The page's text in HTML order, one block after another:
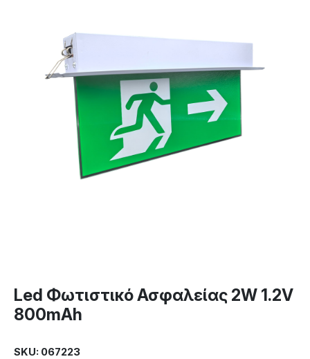
Led Φωτιστικό Ασφαλείας 2W 1.2V
800mAh
SKU: 067223